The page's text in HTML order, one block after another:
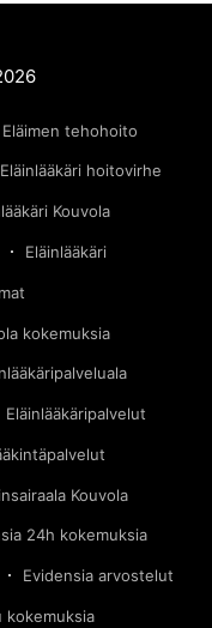
Eläimen tehohoito
Eläinlääkäri hoitovirhe
Kouvola
Eläinlääkäri
kokemuksia
Eläinlääkäripalvelut
Kouvola
24h kokemuksia
Evidensia arvostelut
kokemuksia